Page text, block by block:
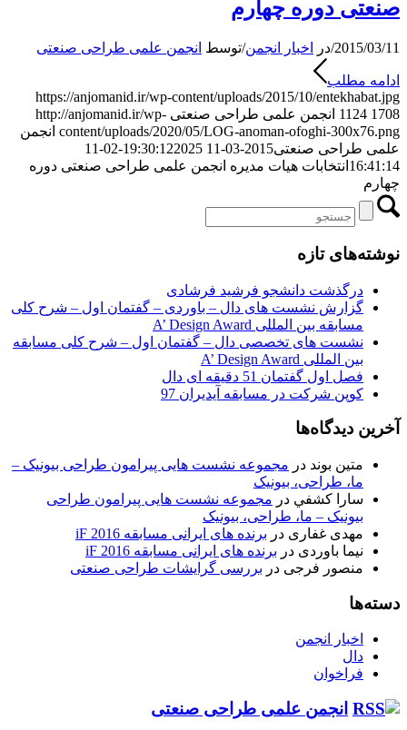
صنعتی دوره چهارم
2015/03/11
/در اخبار انجمن/توسط انجمن علمی طراحی صنعتی
ادامه مطلب
https://anjomanid.ir/wp-content/uploads/2015/10/entekhabat.jpg
1124 1708 انجمن علمی طراحی صنعتی http://anjomanid.ir/wp-
content/uploads/2020/05/LOG-anoman-ofoghi-300x76.png انجمن
علمی طراحی صنعتی2015-03-11 19:30:12
2025-02-11
16:41:14 انتخابات هیات مدیره انجمن علمی طراحی صنعتی دوره
چهارم
نوشته‌های تازه
درگذشت دانشجو فرشید فرشادی
گزارش نشست های دال – باوردی – گفتمان اول – شرح کلی
مسابقه بین المللی A’ Design Award
نشست های تخصصی دال – گفتمان اول – شرح کلی مسابقه
بین المللی A’ Design Award
فصل اول گفتمان 51 دقیقه ای دال
کوپن شرکت در مسابقه آیدیران 97
آخرین دیدگاه‌ها
متین بوند در مجموعه نشست هایی پیرامون طراحی بیونیک –
ما، طراحی، بیونیک
سارا كشفي در مجموعه نشست هایی پیرامون طراحی
بیونیک – ما، طراحی، بیونیک
مهدی غفاری در برنده های ایرانی مسابقه iF 2016
نیما باوردی در برنده های ایرانی مسابقه iF 2016
منصور فرجی در بررسی گرایشات طراحی صنعتی
دسته‌ها
اخبار انجمن
دال
فراخوان
انجمن علمی طراحی صنعتی